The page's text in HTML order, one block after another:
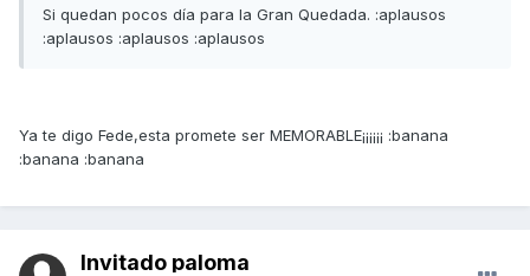
Si quedan pocos día para la Gran Quedada. :aplausos
:aplausos :aplausos :aplausos
Ya te digo Fede,esta promete ser MEMORABLE¡¡¡¡¡¡ :banana
:banana :banana
Invitado paloma